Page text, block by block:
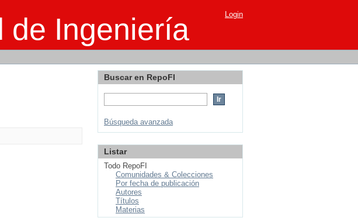
de Ingeniería Login
Buscar en RepoFI
Búsqueda avanzada
Listar
Todo RepoFI
Comunidades & Colecciones
Por fecha de publicación
Autores
Títulos
Materias